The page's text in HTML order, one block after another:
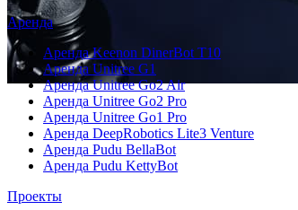
Аренда
Аренда Keenon DinerBot T10
Аренда Unitree G1
Аренда Unitree Go2 Air
Аренда Unitree Go2 Pro
Аренда Unitree Go1 Pro
Аренда DeepRobotics Lite3 Venture
Аренда Pudu BellaBot
Аренда Pudu KettyBot
Проекты